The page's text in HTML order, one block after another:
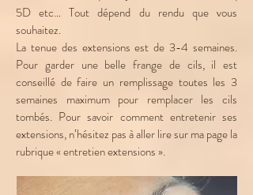
5D etc… Tout dépend du rendu que vous
souhaitez.
La tenue des extensions est de 3-4 semaines.
Pour garder une belle frange de cils, il est
conseillé de faire un remplissage toutes les 3
semaines maximum pour remplacer les cils
tombés. Pour savoir comment entretenir ses
extensions, n’hésitez pas à aller lire sur ma page la
rubrique « entretien extensions ».